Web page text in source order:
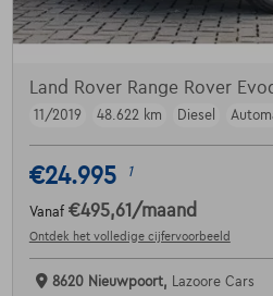
Land Rover Range Rover
11/2019
48.622 km Diesel
€24.995 1
Vanaf €495,61 /maand
Ontdek het volledige cijfervoorbeeld
8620 Nieuwpoort, Lazoore Cars